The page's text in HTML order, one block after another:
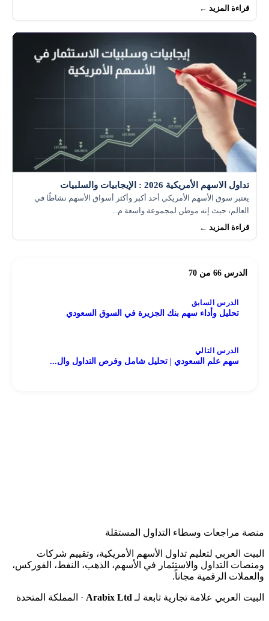
قراءة المزيد ←
تداول الاسهم الأمريكية 2026 : الإيجابيات والسلبيات
يعتبر سوق الأسهم الأمريكي أحد أكبر وأكثر أسواق الأسهم نشاطًا في
العالم، حيث إنه موطن لمجموعة واسعة م...
قراءة المزيد ←
الدرس 66 من 70
الدرس السابق
تحليل وأداء سهم بنك الجزيرة في السوق السعودي
الدرس التالي
سهم علم السعودي | تحليل شامل وفرص التداول وال...
منصة مراجعات وسطاء التداول المستقلة
البيت العربي لتعليم تداول الأسهم الأمريكية، وتقييم شركات
ومنصات التداول والاستثمار في الأسهم، الذهب، النفط، الفوركس،
والعملات الرقمية مجاناً.
البيت العربي علامة تجارية تابعة لـ Arabix Ltd · المملكة المتحدة